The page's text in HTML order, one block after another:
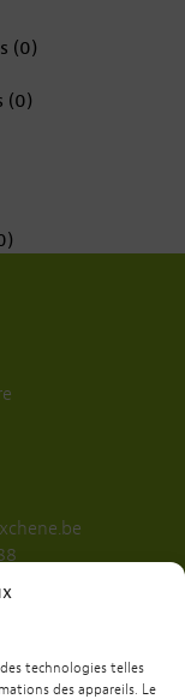
technologies telles
des appareils. Le
(0)
(0)